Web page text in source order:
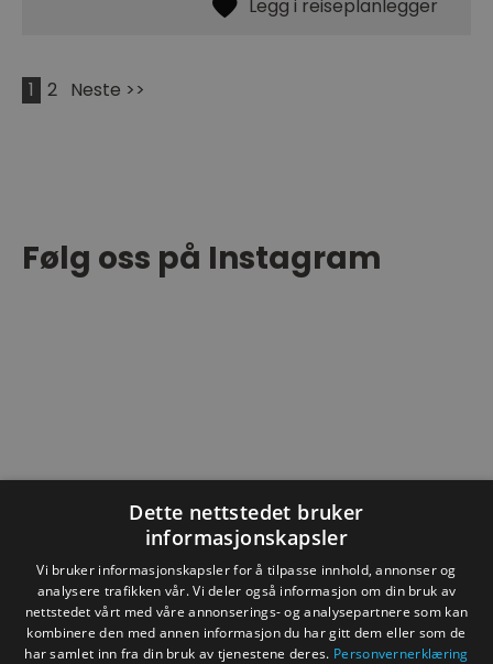
1 2 Neste >>
Følg oss på Instagram
Tilgjengelighetserklæring
Personvernerklæring
Kontakt oss
Dette nettstedet bruker
informasjonskapsler
Vi bruker informasjonskapsler for å tilpasse innhold, annonser og
analysere trafikken vår. Vi deler også informasjon om din bruk av
nettstedet vårt med våre annonserings- og analysepartnere som kan
kombinere den med annen informasjon du har gitt dem eller som de
har samlet inn fra din bruk av tjenestene deres. Personvernerklæring